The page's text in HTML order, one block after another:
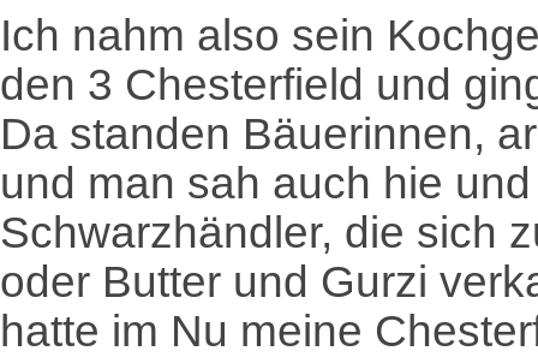
Ich nahm also sein
den 3 Chesterfield und
Da standen Bäuerinnen,
und man sah auch hie
Schwarzhändler, die sich
oder Butter und Gurzi
hatte im Nu meine